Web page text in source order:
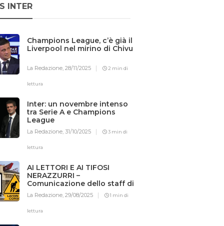
INTER
Champions League, c’è già il
Liverpool nel mirino di Chivu
La Redazione, 28/11/2025 2 min di
lettura
Inter: un novembre intenso
tra Serie A e Champions
League
La Redazione, 31/10/2025 3 min di
lettura
AI LETTORI E AI TIFOSI
NERAZZURRI –
Comunicazione dello staff di
Iotifointer.it
La Redazione, 29/08/2025 1 min di
lettura